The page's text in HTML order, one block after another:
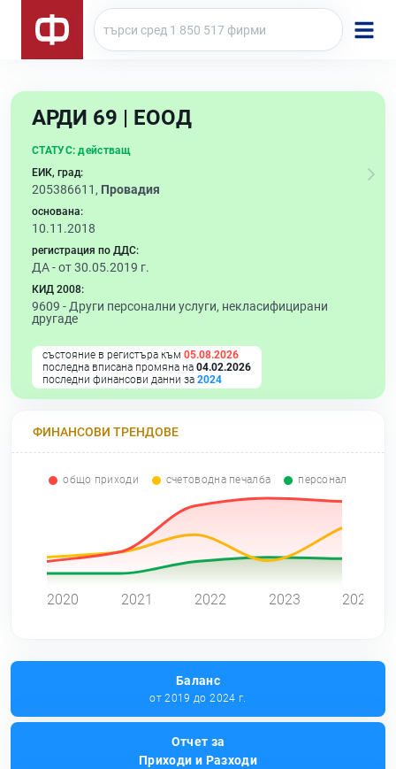
АРДИ 69 | ЕООД
СТАТУС: действащ
ЕИК, град:
205386611, Провадия
основана:
10.11.2018
регистрация по ДДС:
ДА - от 30.05.2019 г.
КИД 2008:
9609 - Други персонални услуги, некласифицирани
другаде
състояние в регистъра към 05.08.2026
последна вписана промяна на 04.02.2026
последни финансови данни за 2024
ФИНАНСОВИ ТРЕНДОВЕ
общо приходи счетоводна печалба персонал
2020 2021 2022 2023 2024
Баланс
от 2019 до 2024 г.
Отчет за
Приходи и Разходи